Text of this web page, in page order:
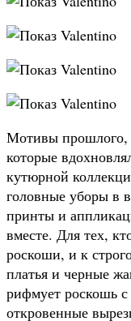
Мотивы прошлого,
которые
кутюрной
головные уборы в
принты и
вместе. Для тех,
роскоши, и к
платья и черные
рифмует роскошь
откровенные